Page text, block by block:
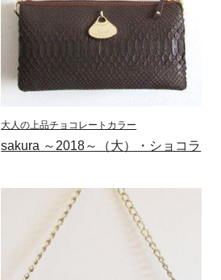
大人の上品チョコレートカラー
sakura ～2018～（大）・ショコラ